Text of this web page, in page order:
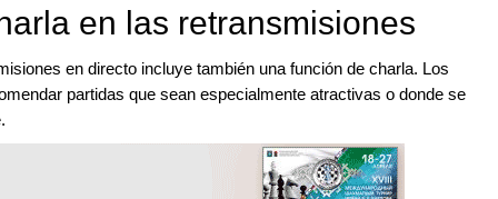
en las retransmisiones
en directo incluye también una función de charla. Los
partidas que sean especialmente atractivas o donde se